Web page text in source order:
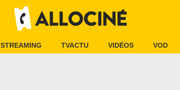
STREAMING TVACTU VIDÉOS VOD